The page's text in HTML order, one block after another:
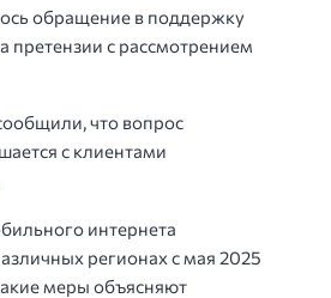
обращение в поддержку
претензии с рассмотрением
что вопрос
с клиентами
интернета
регионах с мая 2025
меры объясняют